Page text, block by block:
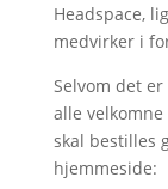
Headspace,
medvirker i
Selvom det
alle
skal bestilles
hjemmeside: